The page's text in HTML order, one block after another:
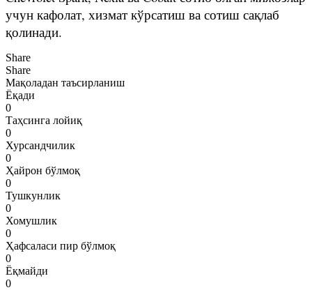
учун кафолат, хизмат кўрсатиш ва сотиш сақлаб
қолинади.
Share
Share
Мақоладан таъсирланиш
Ёқади
0
Таҳсинга лойиқ
0
Хурсандчилик
0
Ҳайрон бўлмоқ
0
Тушкунлик
0
Хомушлик
0
Ҳафсаласи пир бўлмоқ
0
Ёқмайди
0